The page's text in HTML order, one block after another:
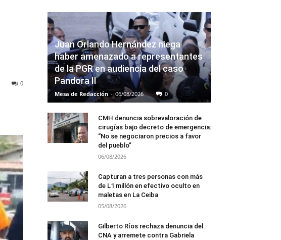
0
Juan Orlando Hernández niega
haber amenazado a representantes
de la PGR en audiencia del caso
Pandora II
Mesa de Redacción - 06/08/2026 0
CMH denuncia sobrevaloración de
cirugías bajo decreto de emergencia:
“No se negociaron precios a favor
del pueblo”
06/08/2026
Capturan a tres personas con más
de L1 millón en efectivo oculto en
maletas en La Ceiba
05/08/2026
Gilberto Ríos rechaza denuncia del
CNA y arremete contra Gabriela